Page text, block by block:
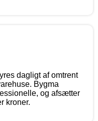
dagligt af omtrent
Bygma
og afsætter
kroner.